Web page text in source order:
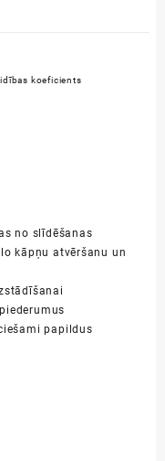
koeficients
no slīdēšanas
kāpņu atvēršanu un
papildus